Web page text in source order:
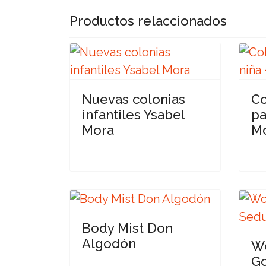
Productos relaccionados
Nuevas colonias
infantiles Ysabel
Mora
Body Mist Don
Algodón